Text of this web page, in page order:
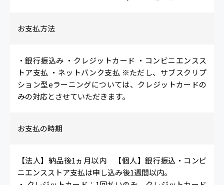
お支払方法
・銀行振込み ・クレジットカード ・コンビニエンスス
トア支払 ・ネットバンク支払 ※ただし、サブスクリプ
ション型eラーニングについては、クレジットカードの
みの対応とさせていただきます。
お支払の時期
【法人】納品後1ヵ月以内 【個人】銀行振込・コンビ
ニエンスストア支払は申し込み後1週間以内。